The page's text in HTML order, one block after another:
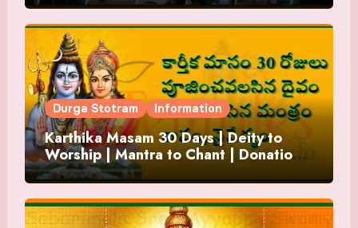
Durga Stotram Information
Karthika Masam 30 Days | Deity to
Worship | Mantra to Chant | Donations
and Offering